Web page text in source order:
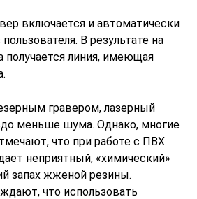
включается и автоматически
В результате на
получается линия, имеющая
гравером, лазерный
меньше шума. Однако, многие
что при работе с ПВХ
неприятный, «химический»
запах жженой резины.
что использовать